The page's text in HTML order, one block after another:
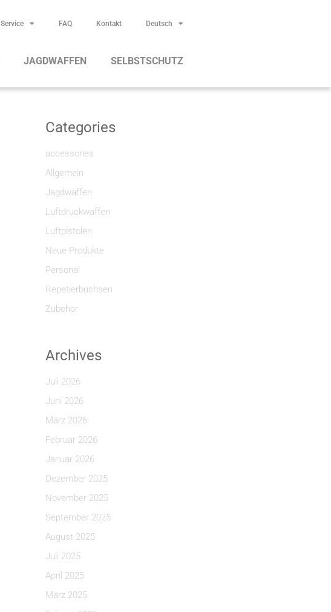
Service FAQ Kontakt Deutsch
JAGDWAFFEN SELBSTSCHUTZ
Categories
accessories
Allgemein
Jagdwaffen
Luftdruckwaffen
Luftpistolen
Neue Produkte
Personal
Repetierbüchsen
Zubehör
Archives
Juli 2026
Juni 2026
März 2026
Februar 2026
Januar 2026
Dezember 2025
November 2025
September 2025
August 2025
Juli 2025
April 2025
März 2025